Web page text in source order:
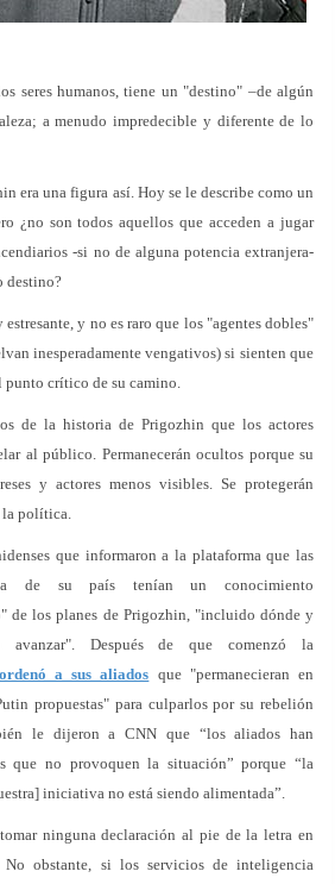
seres humanos, tiene un "destino" –de algún
a menudo impredecible y diferente de lo
era una figura así. Hoy se le describe como un
¿no son todos aquellos que acceden a jugar
-si no de alguna potencia extranjera-
destino?
estresante, y no es raro que los "agentes dobles"
inesperadamente vengativos) si sienten que
punto crítico de su camino.
de la historia de Prigozhin que los actores
al público. Permanecerán ocultos porque su
y actores menos visibles. Se protegerán
la política.
que informaron a la plataforma que las
de su país tenían un conocimiento
de los planes de Prigozhin, "incluido dónde y
avanzar". Después de que comenzó la
a sus aliados que "permanecieran en
propuestas" para culparlos por su rebelión
le dijeron a CNN que “los aliados han
que no provoquen la situación” porque “la
iniciativa no está siendo alimentada”.
ninguna declaración al pie de la letra en
No obstante, si los servicios de inteligencia